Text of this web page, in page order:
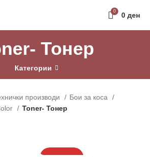
0 0 ден
Тонер
Категории
производи
Бои за коса
Toner- Тонер
и добиј на меил код за 10%